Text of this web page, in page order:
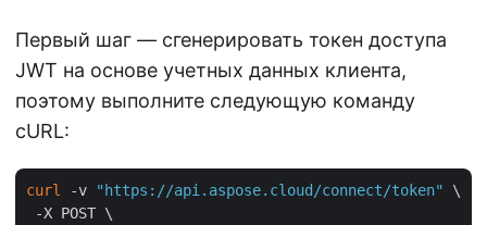
Первый шаг — сгенерировать токен доступа
JWT на основе учетных данных клиента,
поэтому выполните следующую команду
cURL:
curl -v "https://api.aspose.cloud/connect/token"
\
-X POST \